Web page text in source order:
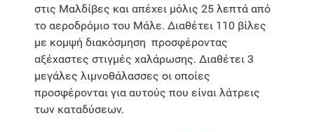
στις Μαλδίβες και απέχει μόλις 25 λεπτά από
το αεροδρόμιο του Μάλε. Διαθέτει 110 βίλες
με κομψή διακόσμηση προσφέροντας
αξέχαστες στιγμές χαλάρωσης. Διαθέτει 3
μεγάλες λιμνοθάλασσες οι οποίες
προσφέρονται για αυτούς που είναι λάτρεις
των καταδύσεων.